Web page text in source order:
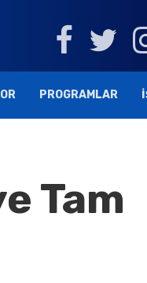
PROGRAMLAR
Tam